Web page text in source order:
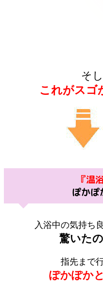
そ
これがスゴ
『温
ぽかぽ
入浴中の気持ち
驚いた
指先まで
ぽかぽか